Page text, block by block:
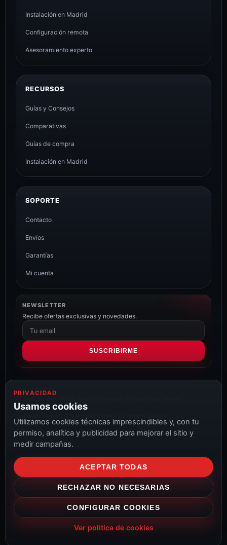
Instalación en Madrid
Configuración remota
Asesoramiento experto
RECURSOS
Guías y Consejos
Comparativas
Guías de compra
Instalación en Madrid
SOPORTE
Contacto
Envíos
Garantías
Mi cuenta
NEWSLETTER
Recibe ofertas exclusivas y novedades.
Correo
electrónico
SUSCRIBIRME
© 2026 CCTV & Alarmas
PRIVACIDAD
Usamos cookies
Utilizamos cookies técnicas imprescindibles y, con tu
permiso, analítica y publicidad para mejorar el sitio y
medir campañas.
ACEPTAR TODAS
RECHAZAR NO NECESARIAS
CONFIGURAR COOKIES
Ver política de cookies